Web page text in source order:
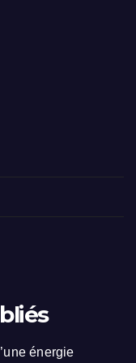
énergie